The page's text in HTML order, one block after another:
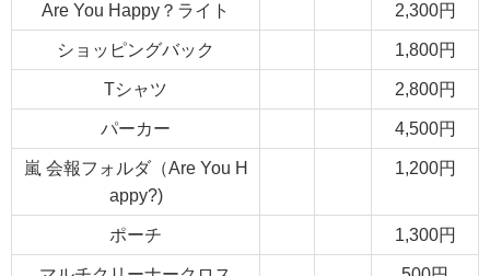
Are You Happy？ライト 2,300円
ショッピングバック 1,800円
Tシャツ 2,800円
パーカー 4,500円
嵐 会報フォルダ（Are You H
appy?)
1,200円
ポーチ 1,300円